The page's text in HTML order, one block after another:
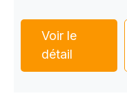
Voir le
détail